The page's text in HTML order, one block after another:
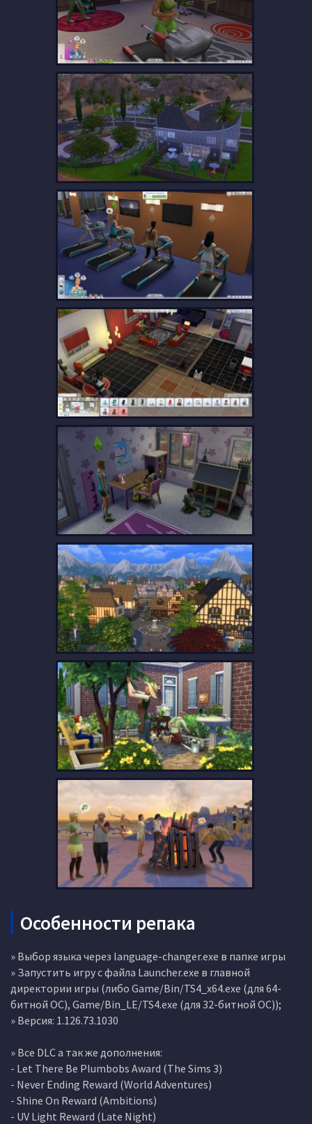
Особенности репака
» Выбор языка через language-changer.exe в папке игры
» Запустить игру с файла Launcher.exe в главной
директории игры (либо Game/Bin/TS4_x64.exe (для 64-
битной ОС), Game/Bin_LE/TS4.exe (для 32-битной ОС));
» Версия: 1.126.73.1030
» Все DLC а так же дополнения:
- Let There Be Plumbobs Award (The Sims 3)
- Never Ending Reward (World Adventures)
- Shine On Reward (Ambitions)
- UV Light Reward (Late Night)